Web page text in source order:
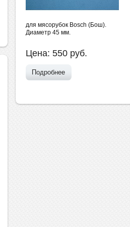
для мясорубок Bosch (Бош).
Диаметр 45 мм.
Цена: 550 руб.
Подробнее